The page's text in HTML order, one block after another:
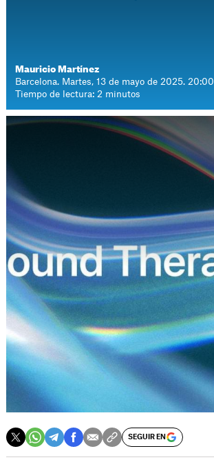
Mauricio Martínez
Barcelona. Martes, 13 de mayo de 2025. 20:00
Tiempo de lectura: 2 minutos
SEGUIR EN